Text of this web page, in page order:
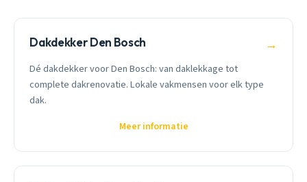
Dakdekker Den Bosch →
Dé dakdekker voor Den Bosch: van daklekkage tot
complete dakrenovatie. Lokale vakmensen voor elk type
dak.
Meer informatie